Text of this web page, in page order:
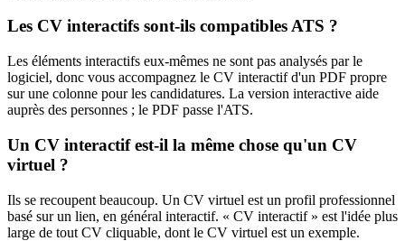
Les CV interactifs sont-ils compatibles ATS ?
Les éléments interactifs eux-mêmes ne sont pas analysés par le
logiciel, donc vous accompagnez le CV interactif d'un PDF propre
sur une colonne pour les candidatures. La version interactive aide
auprès des personnes ; le PDF passe l'ATS.
Un CV interactif est-il la même chose qu'un CV
virtuel ?
Ils se recoupent beaucoup. Un CV virtuel est un profil professionnel
basé sur un lien, en général interactif. « CV interactif » est l'idée plus
large de tout CV cliquable, dont le CV virtuel est un exemple.